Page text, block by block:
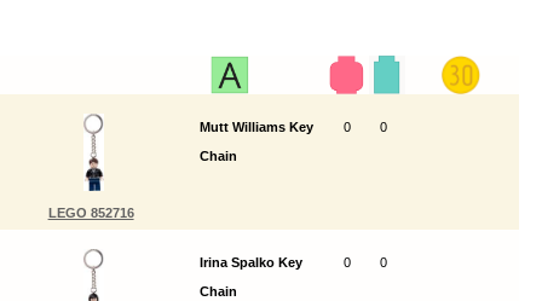
LEGO 852716
Mutt Williams Key
Chain
0 0
Irina Spalko Key
Chain
0 0